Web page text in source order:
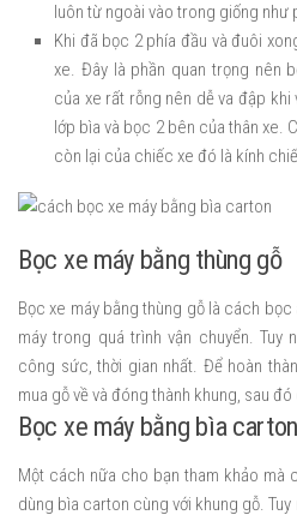
luôn từ ngoài vào trong giống như
Khi đã bọc 2 phía đầu và đuôi
xe. Đây là phần quan trọng nên
của xe rất rỗng nên dễ va đập
lớp bìa và bọc 2 bên của thân xe.
còn lại của chiếc xe đó là kính
Bọc xe máy bằng thùng gỗ
Bọc xe máy bằng thùng gỗ là cách
máy trong quá trình vận chuyển. Tuy
công sức, thời gian nhất. Để hoàn
mua gỗ về và đóng thành khung, sau
Bọc xe máy bằng bìa
Một cách nữa cho bạn tham khảo mà
dùng bìa carton cùng với khung gỗ.